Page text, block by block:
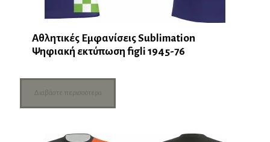
Αθλητικές Εμφανίσεις Sublimation
Ψηφιακή εκτύπωση figli 1945-76
Διαβάστε περισσότερα